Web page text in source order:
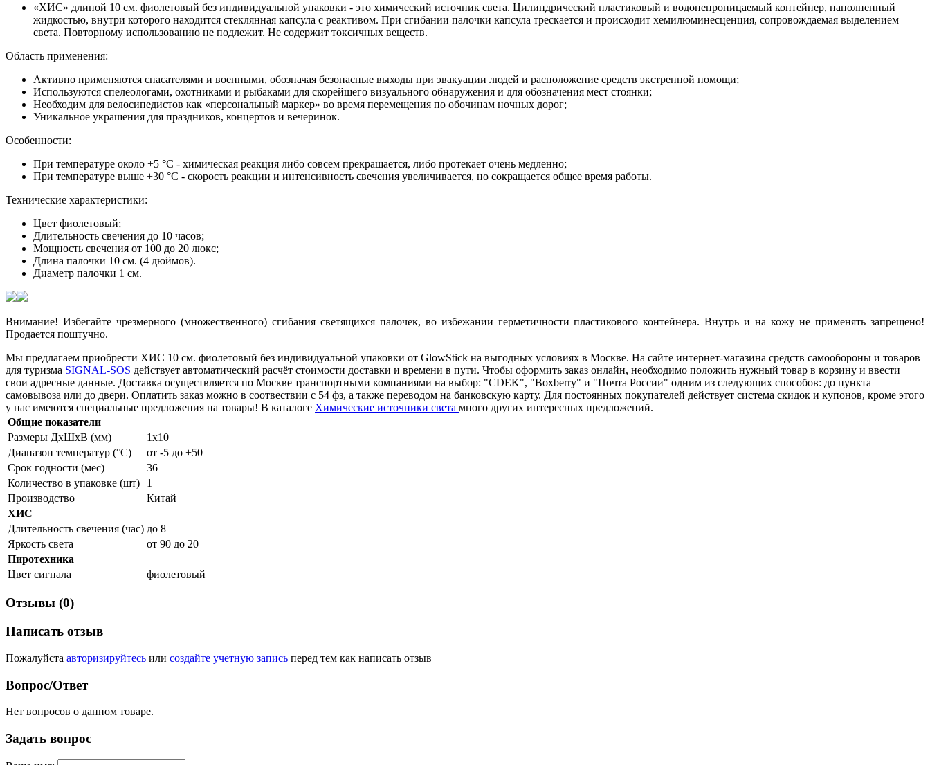
«ХИС» длиной 10 см. фиолетовый без индивидуальной упаковки - это химический источник света. Цилиндрический пластиковый и водонепроницаемый контейнер, наполненный
жидкостью, внутри которого находится стеклянная капсула с реактивом. При сгибании палочки капсула трескается и происходит хемилюминесценция, сопровождаемая выделением
света. Повторному использованию не подлежит. Не содержит токсичных веществ.
Область применения:
Активно применяются спасателями и военными, обозначая безопасные выходы при эвакуации людей и расположение средств экстренной помощи;
Используются спелеологами, охотниками и рыбаками для скорейшего визуального обнаружения и для обозначения мест стоянки;
Необходим для велосипедистов как «персональный маркер» во время перемещения по обочинам ночных дорог;
Уникальное украшения для праздников, концертов и вечеринок.
Особенности:
При температуре около +5 °C - химическая реакция либо совсем прекращается, либо протекает очень медленно;
При температуре выше +30 °C - скорость реакции и интенсивность свечения увеличивается, но сокращается общее время работы.
Технические характеристики:
Цвет фиолетовый;
Длительность свечения до 10 часов;
Мощность свечения от 100 до 20 люкс;
Длина палочки 10 см. (4 дюймов).
Диаметр палочки 1 см.
Внимание! Избегайте чрезмерного (множественного) сгибания светящихся палочек, во избежании герметичности пластикового контейнера. Внутрь и на кожу не применять запрещено!
Продается поштучно.
Мы предлагаем приобрести ХИС 10 см. фиолетовый без индивидуальной упаковки от GlowStick на выгодных условиях в Москве. На сайте интернет-магазина средств самообороны и товаров
для туризма SIGNAL-SOS действует автоматический расчёт стоимости доставки и времени в пути. Чтобы оформить заказ онлайн, необходимо положить нужный товар в корзину и ввести
свои адресные данные. Доставка осуществляется по Москве транспортными компаниями на выбор: "CDEK", "Boxberry" и "Почта России" одним из следующих способов: до пункта
самовывоза или до двери. Оплатить заказ можно в соотвествии с 54 фз, а также переводом на банковскую карту. Для постоянных покупателей действует система скидок и купонов, кроме этого
у нас имеются cпециальные предложения на товары! В каталоге Химические источники света много других интересных предложений.
Общие показатели
Размеры ДхШхВ (мм)
1х10
Диапазон температур (°C)
от -5 до +50
Срок годности (мес)
36
Количество в упаковке (шт)
1
Производство
Китай
ХИС
Длительность свечения (час) до 8
Яркость света
от 90 до 20
Пиротехника
Цвет сигнала
фиолетовый
Отзывы (0)
Написать отзыв
Пожалуйста авторизируйтесь или создайте учетную запись перед тем как написать отзыв
Вопрос/Ответ
Нет вопросов о данном товаре.
Задать вопрос